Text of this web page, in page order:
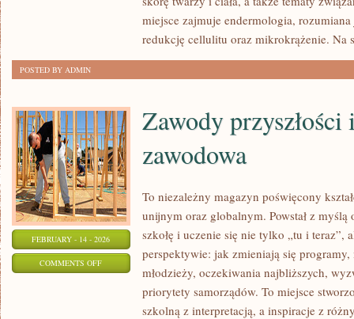
miejsce zajmuje endermologia,
redukcję cellulitu oraz mikrokrążenie. Na
POSTED BY ADMIN
FEBRUARY - 14 - 2026
COMMENTS OFFON
PRZYSZŁOŚCI
Zawody przyszłości
zawodowa
To niezależny magazyn poświęcony
unijnym oraz globalnym. Powstał z
szkołę i uczenie się nie tylko „tu i teraz”,
perspektywie: jak zmieniają się
młodzieży, oczekiwania najbliższych,
priorytety samorządów. To miejsce
szkolną z interpretacją, a inspiracje z